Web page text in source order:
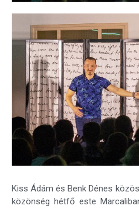
Kiss Ádám és Benk Dénes
közönség hétfő este